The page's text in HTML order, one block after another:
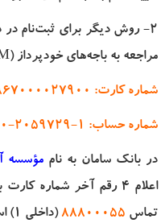
2- روش دیگر برای ثبت‌نام در
مراجعه به باجه‌های خودپرداز (ATM) و واریز مبلغ ثبت‌نام به:
شماره کارت: 6219867000027900
شماره حساب: 1-2059729-40-809
در بانک سامان به نام مؤسسه
اعلام 4 رقم آخر شماره
تماس 88800055 (داخلی 1) است.